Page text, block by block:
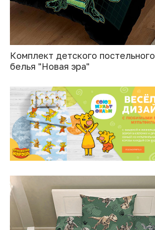
Комплект детского постельного
белья "Новая эра"